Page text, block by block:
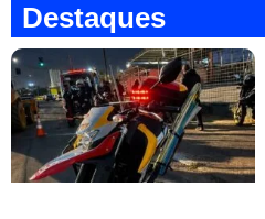
Destaques